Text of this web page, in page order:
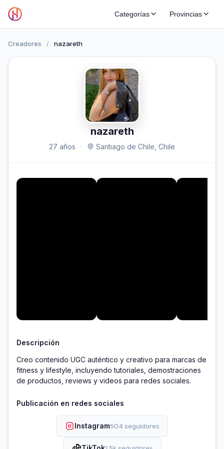
Categorías Provincias
Creadores / nazareth
nazareth
27 años · Santiago de Chile, Chile
Descripción
Creo contenido UGC auténtico y creativo para marcas de
fitness y lifestyle, incluyendo tutoriales, demostraciones
Publicación en redes sociales
Instagram504 seguidores